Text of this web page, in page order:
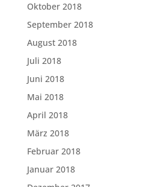
Oktober 2018
September 2018
August 2018
Juli 2018
Juni 2018
Mai 2018
April 2018
März 2018
Februar 2018
Januar 2018